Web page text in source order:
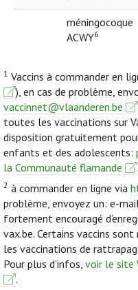
méningocoque
ACWY6
1 Vaccins à commander en
), en cas de problème,
vaccinnet@vlaanderen.be
toutes les vaccinations sur
disposition gratuitement
enfants et des adolescents:
la Communauté flamande
2 à commander en ligne via
problème, envoyez un: e-
fortement encouragé
vax.be. Certains vaccins
les vaccinations de
Pour plus d’infos, voir le site
.